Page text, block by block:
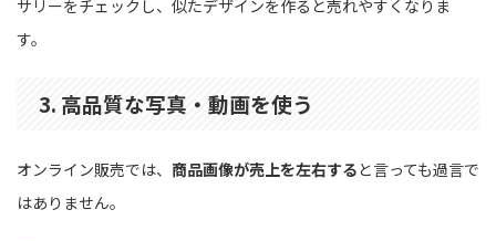
サリーをチェックし、似たデザインを作ると売れやすくなりま
す。
3. 高品質な写真・動画を使う
オンライン販売では、 商品画像が売上を左右すると言っても過言で
はありません。